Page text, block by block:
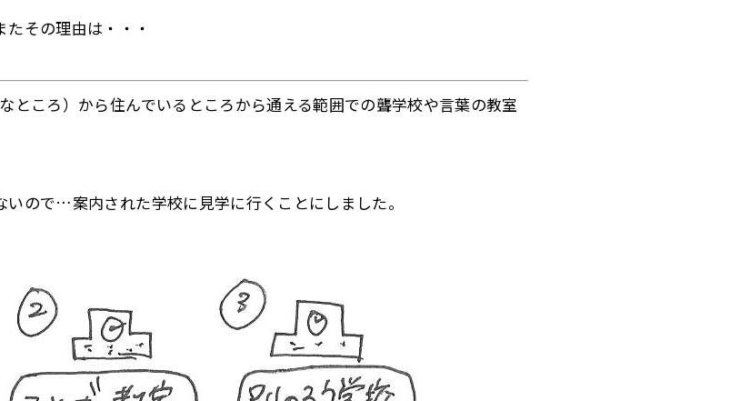
その理由は・・・
ところ）から住んでいるところから通える範囲での聾学校や言葉の教室
ので…案内された学校に見学に行くことにしました。